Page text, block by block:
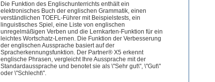
Die Funktion des Englischunterrichts enthält ein
elektronisches Buch der englischen Grammatik, einen
verständlichen TOEFL-Führer mit Beispielstests, ein
linguistisches Spiel, eine Liste von englischen
unregelmäßigen Verben und die Lernkarten-Funktion für ein
leichtes Wortschatz-Lernen. Die Funktion der Verbesserung
der englischen Aussprache basiert auf der
Spracherkennungsfunktion. Der Partner® X5 erkennt
englische Phrasen, vergleicht Ihre Aussprache mit der
Standardaussprache und benotet sie als \"Sehr gut\", \"Gut\"
oder \"Schlecht\".